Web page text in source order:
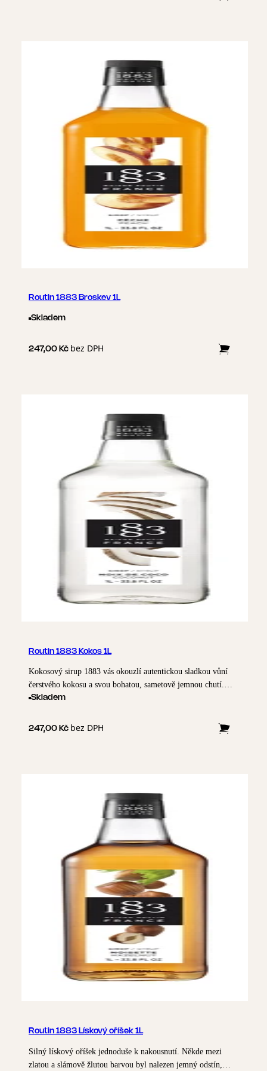
Routin 1883 Broskev 1L
Skladem
247,00 Kč bez DPH
Routin 1883 Kokos 1L
Kokosový sirup 1883 vás okouzlí autentickou sladkou vůní
čerstvého kokosu a svou bohatou, sametově jemnou chutí.
Tento prémiový sirup je vyroben z prvotřídních surovin,
Skladem
247,00 Kč bez DPH
Routin 1883 Lískový oříšek 1L
Silný lískový oříšek jednoduše k nakousnutí. Někde mezi
zlatou a slámově žlutou barvou byl nalezen jemný odstín,